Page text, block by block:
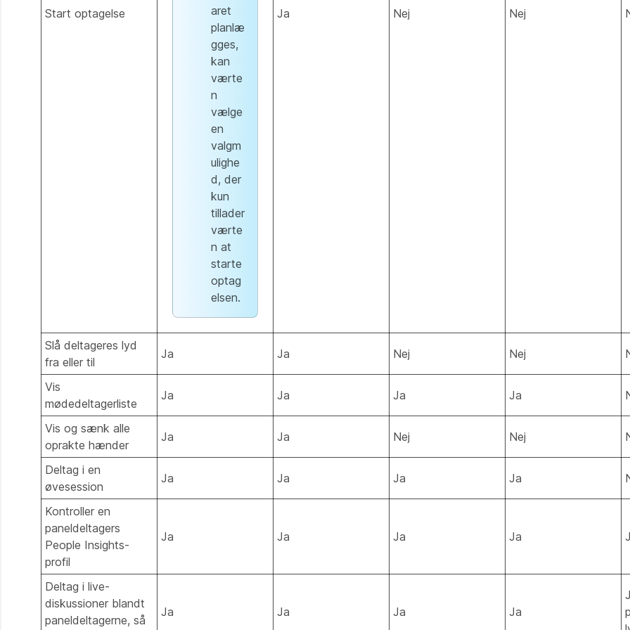
Start optagelse
aret
planlæ
gges,
kan
værte
n
vælge
en
valgm
ulighe
d, der
kun
tillader
værte
n at
starte
optag
elsen.
Ja Nej Nej
Slå deltageres lyd
fra eller til
Ja Ja Nej Nej
Vis
mødedeltagerliste
Ja Ja Ja Ja
Vis og sænk alle
oprakte hænder
Ja Ja Nej Nej
Deltag i en
øvesession
Ja Ja Ja Ja
Kontroller en
paneldeltagers
People Insights-
profil
Ja Ja Ja Ja
Deltag i live-
diskussioner blandt
paneldeltagerne, så
Ja Ja Ja Ja